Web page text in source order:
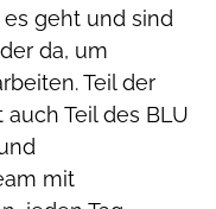
geht und sind
da, um
Teil der
Teil des BLU
mit